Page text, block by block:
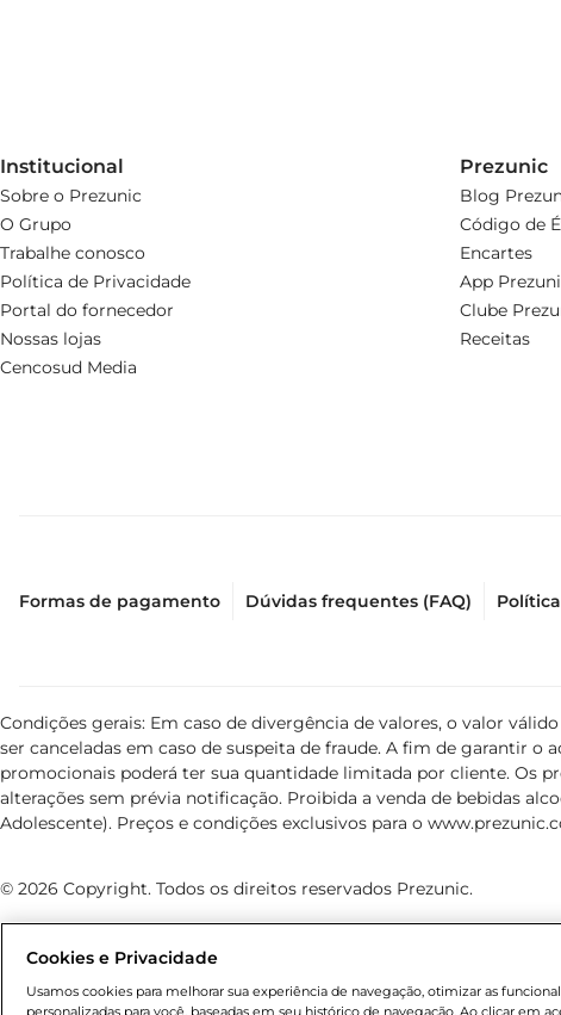
Institucional
Sobre o Prezunic
O Grupo
Trabalhe conosco
Política de Privacidade
Portal do fornecedor
Nossas lojas
Cencosud Media
Prezunic
Blog
Código de
Encartes
App
Clube
Receitas
Formas de pagamento Dúvidas frequentes (FAQ)
Condições gerais: Em caso de divergência de valores, o valor
ser canceladas em caso de suspeita de fraude. A fim de garantir
promocionais poderá ter sua quantidade limitada por cliente. Os
alterações sem prévia notificação. Proibida a venda de bebidas
Adolescente). Preços e condições exclusivos para o
© 2026 Copyright. Todos os direitos reservados Prezunic.
Cookies e Privacidade
Usamos cookies para melhorar sua experiência de navegação, otimizar as
personalizadas para você, baseadas em seu histórico de navegação. Ao clicar em